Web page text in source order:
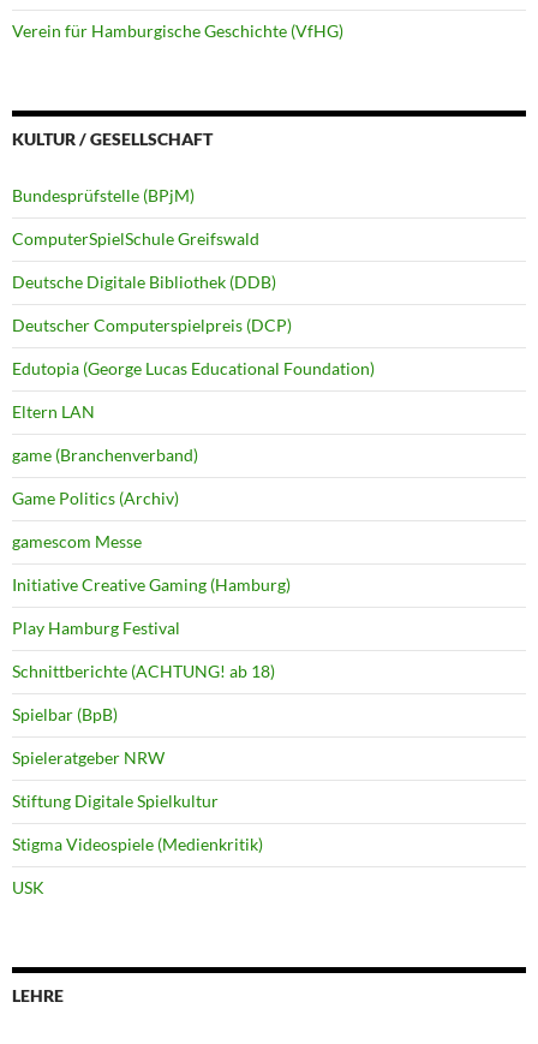
Verein für Hamburgische Geschichte (VfHG)
KULTUR / GESELLSCHAFT
Bundesprüfstelle (BPjM)
ComputerSpielSchule Greifswald
Deutsche Digitale Bibliothek (DDB)
Deutscher Computerspielpreis (DCP)
Edutopia (George Lucas Educational Foundation)
Eltern LAN
game (Branchenverband)
Game Politics (Archiv)
gamescom Messe
Initiative Creative Gaming (Hamburg)
Play Hamburg Festival
Schnittberichte (ACHTUNG! ab 18)
Spielbar (BpB)
Spieleratgeber NRW
Stiftung Digitale Spielkultur
Stigma Videospiele (Medienkritik)
USK
LEHRE